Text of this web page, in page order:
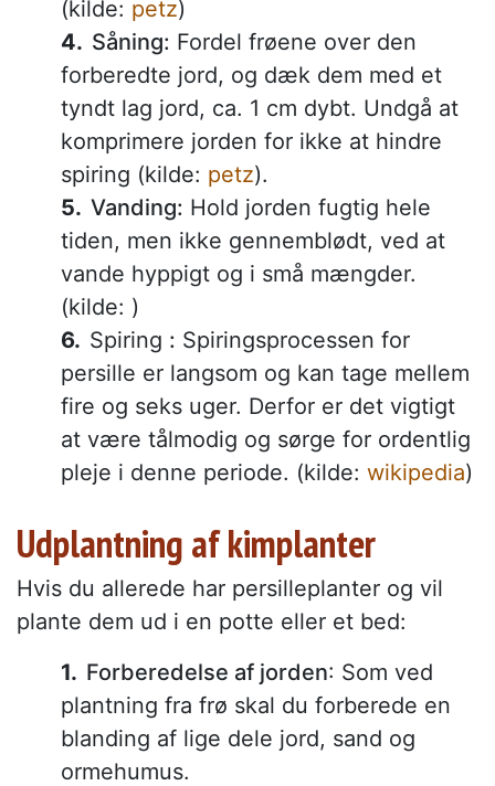
(kilde: petz)
Såning: Fordel frøene over den
forberedte jord, og dæk dem med et
tyndt lag jord, ca. 1 cm dybt. Undgå at
komprimere jorden for ikke at hindre
spiring (kilde: petz).
Vanding: Hold jorden fugtig hele
tiden, men ikke gennemblødt, ved at
vande hyppigt og i små mængder.
(kilde: )
Spiring : Spiringsprocessen for
persille er langsom og kan tage mellem
fire og seks uger. Derfor er det vigtigt
at være tålmodig og sørge for ordentlig
pleje i denne periode. (kilde: wikipedia)
Udplantning af kimplanter
Hvis du allerede har persilleplanter og vil
plante dem ud i en potte eller et bed:
Forberedelse af jorden: Som ved
plantning fra frø skal du forberede en
blanding af lige dele jord, sand og
ormehumus.